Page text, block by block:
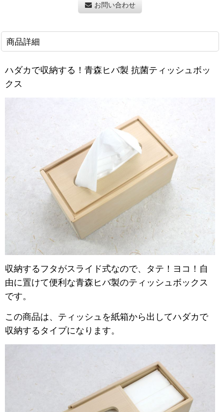
お問い合わせ
商品詳細
ハダカで収納する！青森ヒバ製 抗菌ティッシュボッ
クス
収納するフタがスライド式なので、タテ！ヨコ！自
由に置けて便利な青森ヒバ製のティッシュボックス
です。
この商品は、ティッシュを紙箱から出してハダカで
収納するタイプになります。